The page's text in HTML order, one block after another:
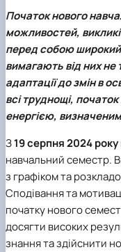
Scientific
Початок нового
можливостей,
перед собою
вимагають від них не
адаптації до змін в
всі труднощі,
енергією,
З19 серпня 2024 року
навчальний семестр.
з графіком та
Сподівання та
початку нового
досягти високих
знання та здійснити